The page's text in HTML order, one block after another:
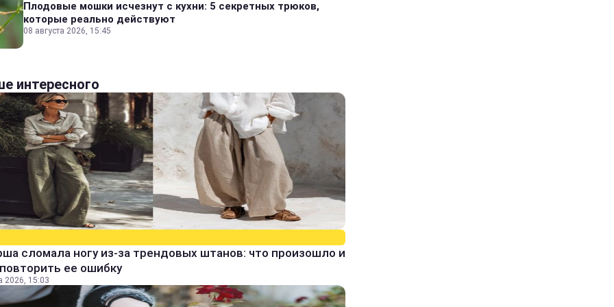
Плодовые мошки исчезнут с кухни: 5 секретных трюков,
которые реально действуют
08 августа 2026, 15:45
интересного
сломала ногу из-за трендовых штанов: что произошло и
ее ошибку
2026, 15:03